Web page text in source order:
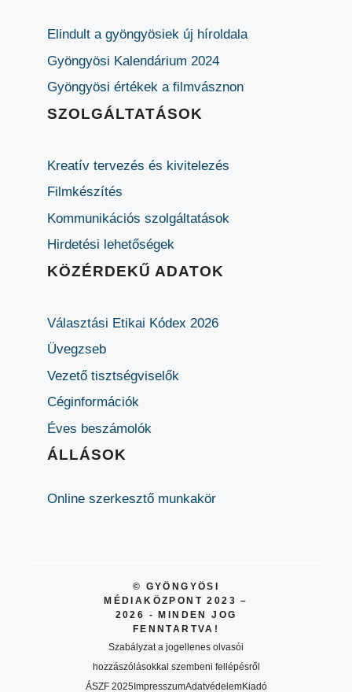
Elindult a gyöngyösiek új híroldala
Gyöngyösi Kalendárium 2024
Gyöngyösi értékek a filmvásznon
SZOLGÁLTATÁSOK
Kreatív tervezés és kivitelezés
Filmkészítés
Kommunikációs szolgáltatások
Hirdetési lehetőségek
KÖZÉRDEKŰ ADATOK
Választási Etikai Kódex 2026
Üvegzseb
Vezető tisztségviselők
Céginformációk
Éves beszámolók
ÁLLÁSOK
Online szerkesztő munkakör
© GYÖNGYÖSI
MÉDIAKÖZPONT 2023 –
2026 - MINDEN JOG
FENNTARTVA!
Szabályzat a jogellenes olvasói
hozzászólásokkal szembeni fellépésről
ÁSZF 2025ImpresszumAdatvédelemKiadó